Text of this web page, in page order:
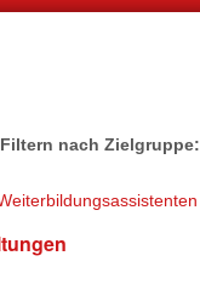
nach Zielgruppe: